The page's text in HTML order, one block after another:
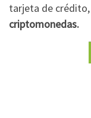
tarjeta de crédito,
criptomonedas.